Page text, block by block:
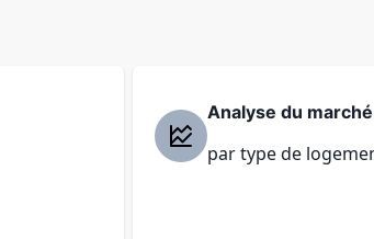
Analyse du marché
par type de